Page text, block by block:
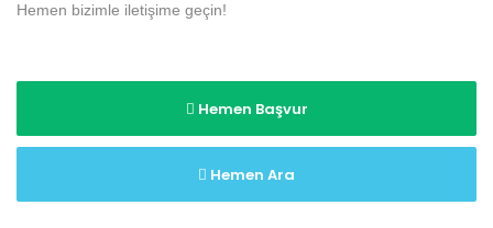
Hemen bizimle iletişime geçin!
Hemen Başvur
Hemen Ara